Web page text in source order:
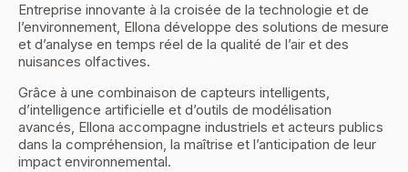
Entreprise innovante à la croisée de la technologie et de
l’environnement, Ellona développe des solutions de mesure
et d’analyse en temps réel de la qualité de l’air et des
nuisances olfactives.
Grâce à une combinaison de capteurs intelligents,
d’intelligence artificielle et d’outils de modélisation
avancés, Ellona accompagne industriels et acteurs publics
dans la compréhension, la maîtrise et l’anticipation de leur
impact environnemental.